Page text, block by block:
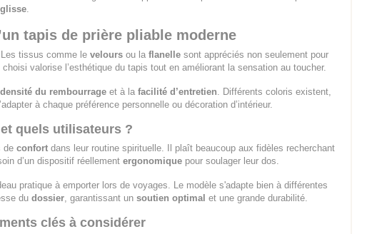
glisse
tapis de prière pliable moderne
. Les tissus comme le velours ou la flanelle sont appréciés non seulement pour
choisi valorise l’esthétique du tapis tout en améliorant la sensation au toucher.
densité du rembourrageet à la facilité d’entretien . Différents coloris existent,
à chaque préférence personnelle ou décoration d’intérieur.
quels utilisateurs ?
de confort dans leur routine spirituelle. Il plaît beaucoup aux fidèles recherchant
d’un dispositif réellement ergonomiquepour soulager leur dos.
pratique à emporter lors de voyages. Le modèle s'adapte bien à différentes
du dossier, garantissant un soutien optimal et une grande durabilité.
clés à considérer